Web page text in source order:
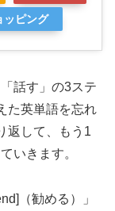
ッピング
話す」の3ステ
た英単語を忘れ
返して、もう1
いきます。
（勧める）」